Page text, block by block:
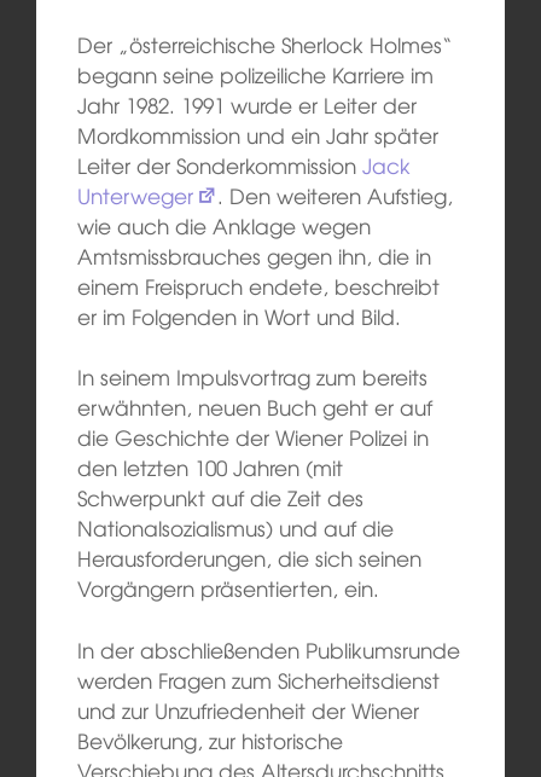
Der „österreichische Sherlock Holmes“
begann seine polizeiliche Karriere im
Jahr 1982. 1991 wurde er Leiter der
Mordkommission und ein Jahr später
Leiter der Sonderkommission Jack
Unterweger
. Den weiteren Aufstieg,
wie auch die Anklage wegen
Amtsmissbrauches gegen ihn, die in
einem Freispruch endete, beschreibt
er im Folgenden in Wort und Bild.
In seinem Impulsvortrag zum bereits
erwähnten, neuen Buch geht er auf
die Geschichte der Wiener Polizei in
den letzten 100 Jahren (mit
Schwerpunkt auf die Zeit des
Nationalsozialismus) und auf die
Herausforderungen, die sich seinen
Vorgängern präsentierten, ein.
In der abschließenden Publikumsrunde
werden Fragen zum Sicherheitsdienst
und zur Unzufriedenheit der Wiener
Bevölkerung, zur historische
Verschiebung des Altersdurchschnitts